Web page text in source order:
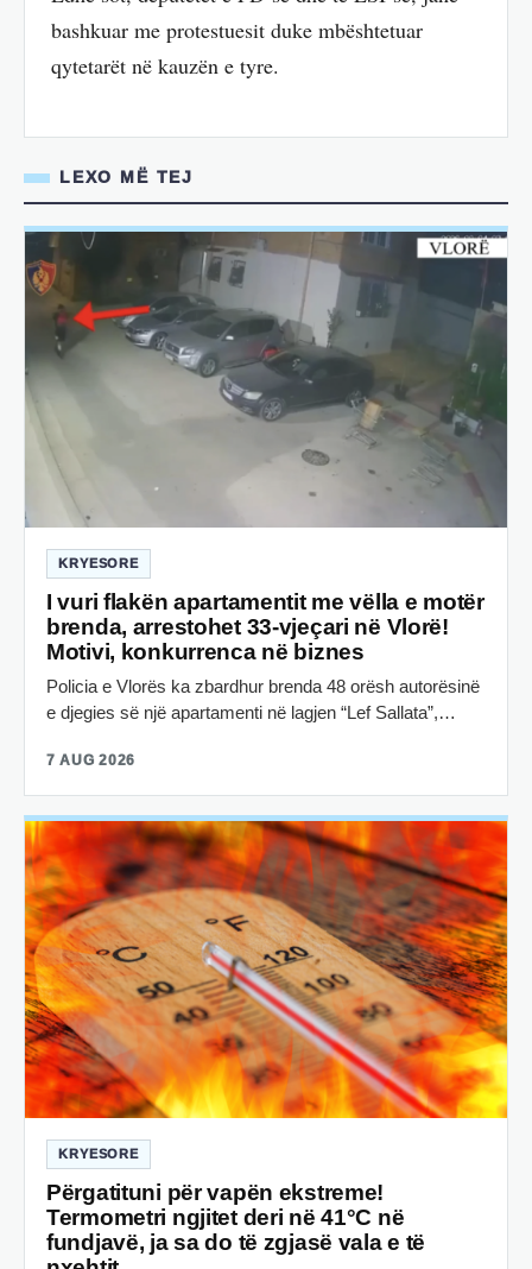
bashkuar me protestuesit duke mbështetuar
qytetarët në kauzën e tyre.
LEXO MË TEJ
KRYESORE
I vuri flakën apartamentit me vëlla e motër
brenda, arrestohet 33-vjeçari në Vlorë!
Motivi, konkurrenca në biznes
Policia e Vlorës ka zbardhur brenda 48 orësh autorësinë
e djegies së një apartamenti në lagjen “Lef Sallata”,…
7 AUG 2026
KRYESORE
Përgatituni për vapën ekstreme!
Termometri ngjitet deri në 41°C në
fundjavë, ja sa do të zgjasë vala e të